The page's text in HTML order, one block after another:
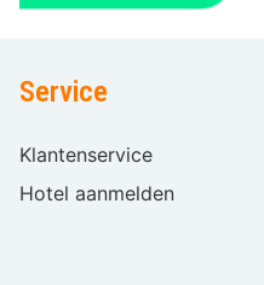
Service
Klantenservice
Hotel aanmelden